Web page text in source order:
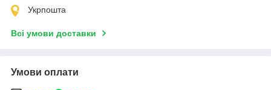
Укрпошта
Всі умови доставки
Умови оплати